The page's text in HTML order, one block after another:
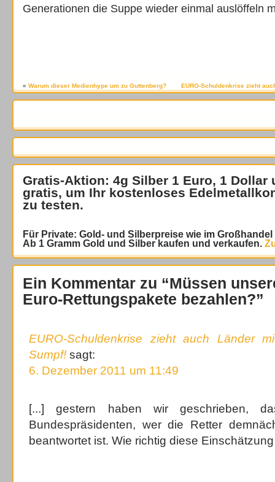
Generationen die Suppe wieder einmal auslöffeln
« Warum dieser Medienhype um zu Guttenberg? EURO-Schuldenkrise zieht
Gratis-Aktion: 4g Silber 1 Euro, 1 Dollar
gratis, um Ihr kostenloses
zu testen.
Für Private: Gold- und Silberpreise wie im
Ab 1 Gramm Gold und Silber kaufen und verkaufen.
Ein Kommentar zu “Müssen
Euro-Rettungspakete bezahlen?”
EURO-Schuldenkrise zieht auch Länder
Sumpf! sagt:
6. Dezember 2011 um 11:49
[...] gestern haben wir geschrieben,
Bundespräsidenten, wer die Retter
beantwortet ist. Wie richtig diese Einschätzung